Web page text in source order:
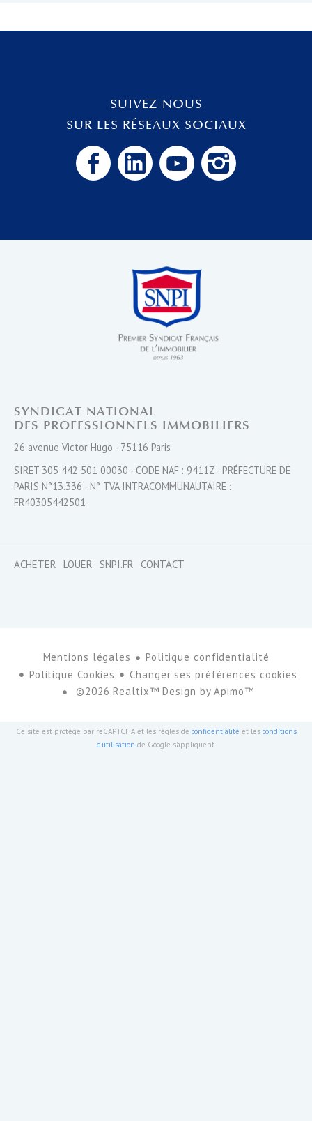
SYNDICAT NATIONAL
DES PROFESSIONNELS IMMOBILIERS
26 avenue Victor Hugo - 75116 Paris
SIRET 305 442 501 00030 - CODE NAF : 9411Z - PRÉFECTURE DE
PARIS N°13.336 - N° TVA INTRACOMMUNAUTAIRE :
FR40305442501
ACHETER LOUER SNPI.FR CONTACT
SUIVEZ-NOUS
SUR LES RÉSEAUX SOCIAUX
Mentions légales
Politique confidentialité
Politique Cookies
Changer ses préférences cookies
©2026 Realtix™ Design byApimo™
Ce site est protégé par reCAPTCHA et les règles de confidentialité et les conditions
d'utilisation de Google s'appliquent.